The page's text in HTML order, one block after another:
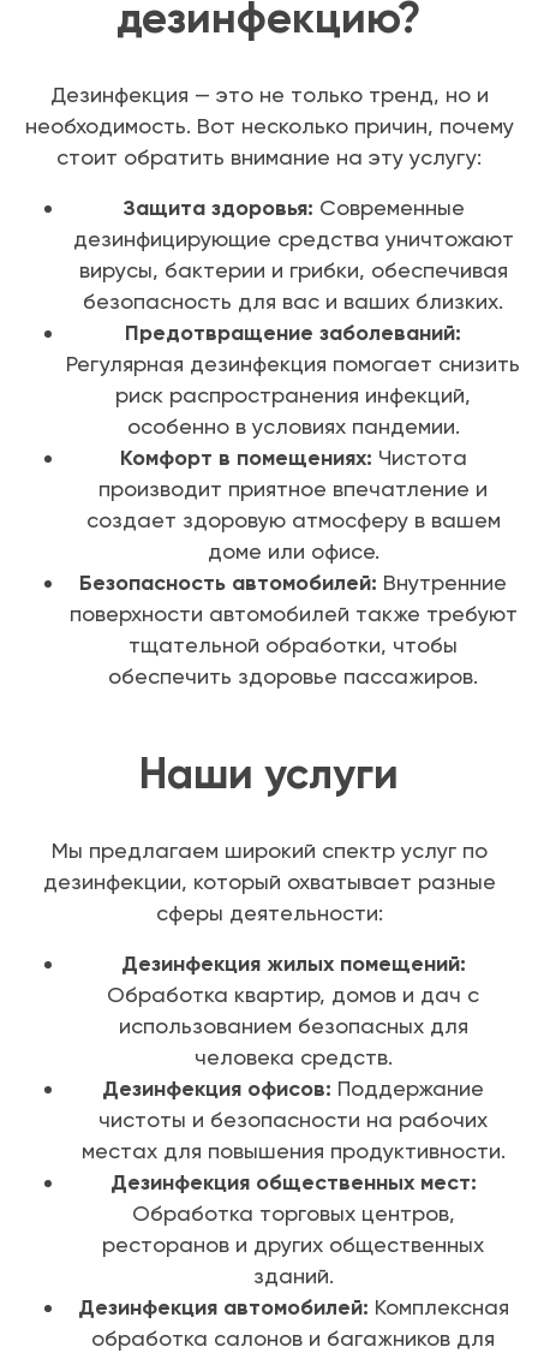
дезинфекцию?
Дезинфекция — это не только тренд, но и
необходимость. Вот несколько причин, почему
стоит обратить внимание на эту услугу:
Защита здоровья: Современные
дезинфицирующие средства уничтожают
вирусы, бактерии и грибки, обеспечивая
безопасность для вас и ваших близких.
Предотвращение заболеваний:
Регулярная дезинфекция помогает снизить
риск распространения инфекций,
особенно в условиях пандемии.
Комфорт в помещениях: Чистота
производит приятное впечатление и
создает здоровую атмосферу в вашем
доме или офисе.
Безопасность автомобилей: Внутренние
поверхности автомобилей также требуют
тщательной обработки, чтобы
обеспечить здоровье пассажиров.
Наши услуги
Мы предлагаем широкий спектр услуг по
дезинфекции, который охватывает разные
сферы деятельности:
Дезинфекция жилых помещений:
Обработка квартир, домов и дач с
использованием безопасных для
человека средств.
Дезинфекция офисов: Поддержание
чистоты и безопасности на рабочих
местах для повышения продуктивности.
Дезинфекция общественных мест:
Обработка торговых центров,
ресторанов и других общественных
зданий.
Дезинфекция автомобилей: Комплексная
обработка салонов и багажников для